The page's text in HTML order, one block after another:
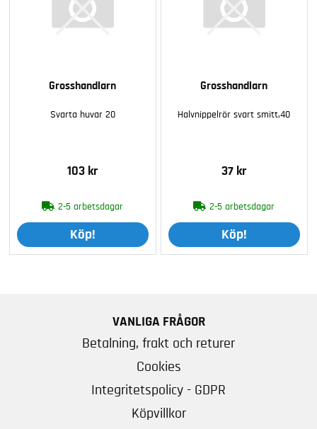
Grosshandlarn
Svarta huvar 20
103 kr
2-5 arbetsdagar
Köp!
Grosshandlarn
Halvnippelrör svart smitt,40
37 kr
2-5 arbetsdagar
Köp!
VANLIGA FRÅGOR
Betalning, frakt och returer
Cookies
Integritetspolicy - GDPR
Köpvillkor